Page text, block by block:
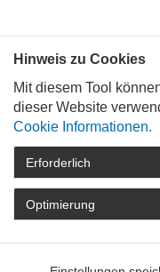
STARTSEITE
DETAIL
Hinweis zu Cookies
Mit diesem Tool
dieser Website
Cookie Informationen.
Erforderlich
Optimierung